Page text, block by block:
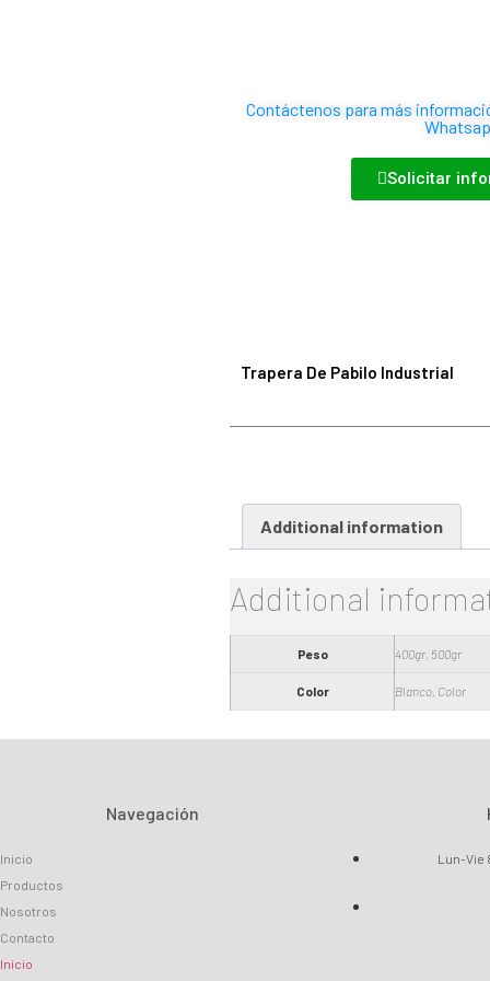
Contáctenos para más
Solicitar
Trapera De Pabilo Industrial
Additional information
Additional
Peso 400gr, 500gr
Color Blanco, Color
Navegación
Inicio
Productos
Nosotros
Contacto
Inicio
Lun-Vie